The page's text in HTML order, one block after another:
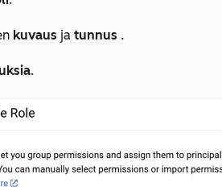
kuvaus ja tunnus .
.